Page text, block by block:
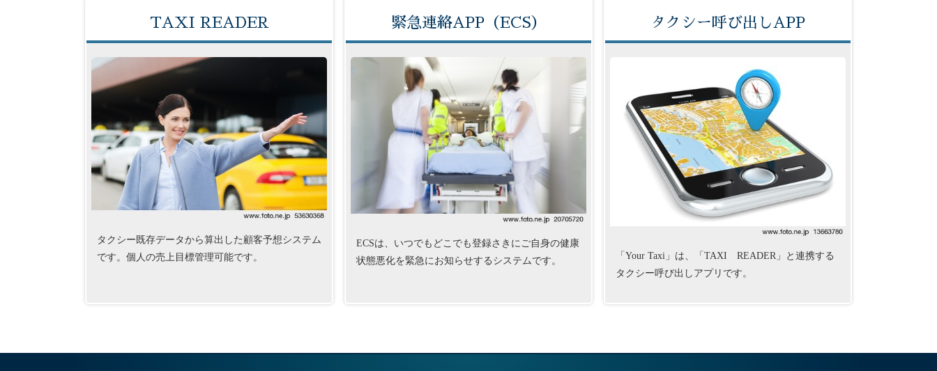
TAXI READER
タクシー既存データから算出した顧客予想システム
です。個人の売上目標管理可能です。
緊急連絡APP（ECS）
ECSは、いつでもどこでも登録さきにご自身の健康
状態悪化を緊急にお知らせするシステムです。
タクシー呼び出しAPP
「Your Taxi」は、「TAXI READER」と連携する
タクシー呼び出しアプリです。